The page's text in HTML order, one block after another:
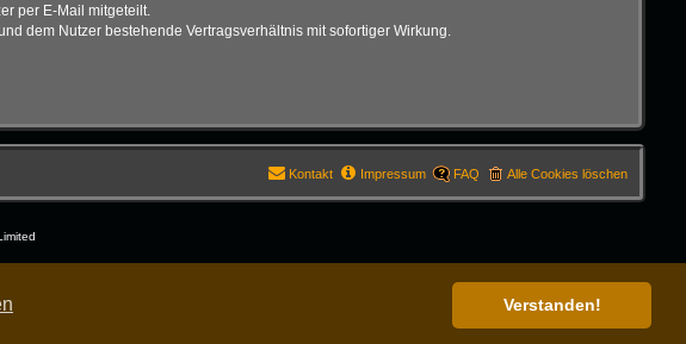
Verstanden!
per E-Mail mitgeteilt.
dem Nutzer bestehende Vertragsverhältnis mit sofortiger Wirkung.
Alle Cookies löschen
FAQ
Impressum
Kontakt